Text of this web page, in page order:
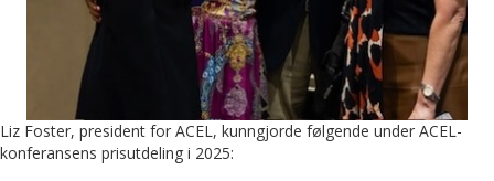
Liz Foster, president for ACEL, kunngjorde følgende under ACEL-
konferansens prisutdeling i 2025: